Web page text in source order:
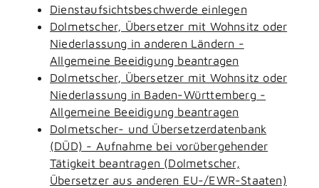
Dienstaufsichtsbeschwerde einlegen
Dolmetscher, Übersetzer mit Wohnsitz oder
Niederlassung in anderen Ländern -
Allgemeine Beeidigung beantragen
Dolmetscher, Übersetzer mit Wohnsitz oder
Niederlassung in Baden-Württemberg -
Allgemeine Beeidigung beantragen
Dolmetscher- und Übersetzerdatenbank
(DÜD) - Aufnahme bei vorübergehender
Tätigkeit beantragen (Dolmetscher,
Übersetzer aus anderen EU-/EWR-Staaten)